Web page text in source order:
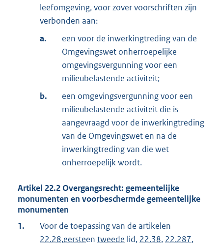
leefomgeving, voor zover voorschriften zijn
verbonden aan:
a.
een voor de inwerkingtreding van de
Omgevingswet onherroepelijke
omgevingsvergunning voor een
milieubelastende activiteit;
b.
een omgevingsvergunning voor een
milieubelastende activiteit die is
aangevraagd voor de inwerkingtreding
van de Omgevingswet en na de
inwerkingtreding van die wet
onherroepelijk wordt.
Artikel 22.2Overgangsrecht: gemeentelijke
monumenten en voorbeschermde gemeentelijke
monumenten
1.
Voor de toepassing van de artikelen
22.28,eersteen tweede lid, 22.38, 22.287,